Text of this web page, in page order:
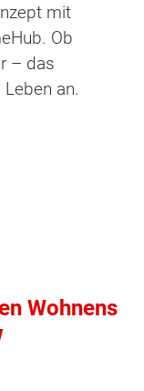
mit
Ob
– das
an.
Wohnens